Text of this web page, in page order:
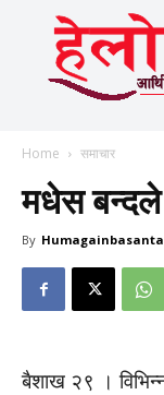
Home समाचार
मधेस
By Humagainbasanta
बैशाख २९ ।